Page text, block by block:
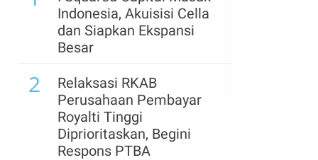
Indonesia, Akuisisi Cella
dan Siapkan Ekspansi
Besar
2
Relaksasi RKAB
Perusahaan Pembayar
Royalti Tinggi
Diprioritaskan, Begini
Respons PTBA